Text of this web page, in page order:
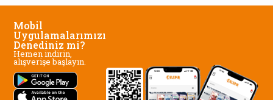
Mobil
Uygulamalarımızı
Denediniz mi?
Hemen indirin,
alışverişe başlayın.